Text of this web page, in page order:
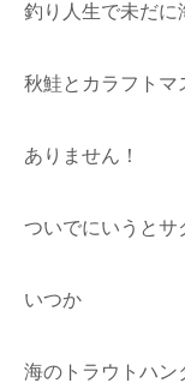
釣り人生で未だに
秋鮭とカラフトマ
ありません！
ついでにいうとサ
いつか
海のトラウトハン